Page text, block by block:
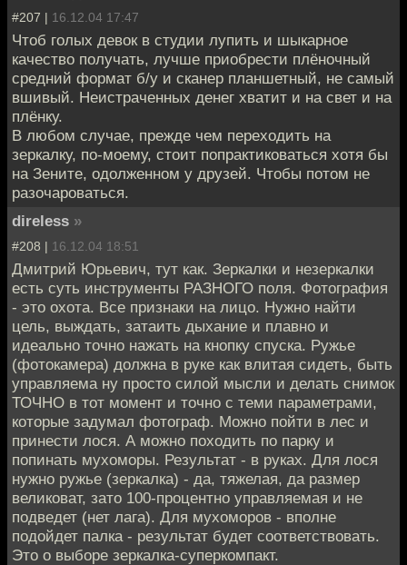
#207 | 16.12.04 17:47
Чтоб голых девок в студии лупить и шыкарное
качество получать, лучше приобрести плёночный
средний формат б/у и сканер планшетный, не самый
вшивый. Неистраченных денег хватит и на свет и на
плёнку.
В любом случае, прежде чем переходить на
зеркалку, по-моему, стоит попрактиковаться хотя бы
на Зените, одолженном у друзей. Чтобы потом не
разочароваться.
direless »
#208 | 16.12.04 18:51
Дмитрий Юрьевич, тут как. Зеркалки и незеркалки
есть суть инструменты РАЗНОГО поля. Фотография
- это охота. Все признаки на лицо. Нужно найти
цель, выждать, затаить дыхание и плавно и
идеально точно нажать на кнопку спуска. Ружье
(фотокамера) должна в руке как влитая сидеть, быть
управляема ну просто силой мысли и делать снимок
ТОЧНО в тот момент и точно с теми параметрами,
которые задумал фотограф. Можно пойти в лес и
принести лося. А можно походить по парку и
попинать мухоморы. Результат - в руках. Для лося
нужно ружье (зеркалка) - да, тяжелая, да размер
великоват, зато 100-процентно управляемая и не
подведет (нет лага). Для мухоморов - вполне
подойдет палка - результат будет соответствовать.
Это о выборе зеркалка-суперкомпакт.